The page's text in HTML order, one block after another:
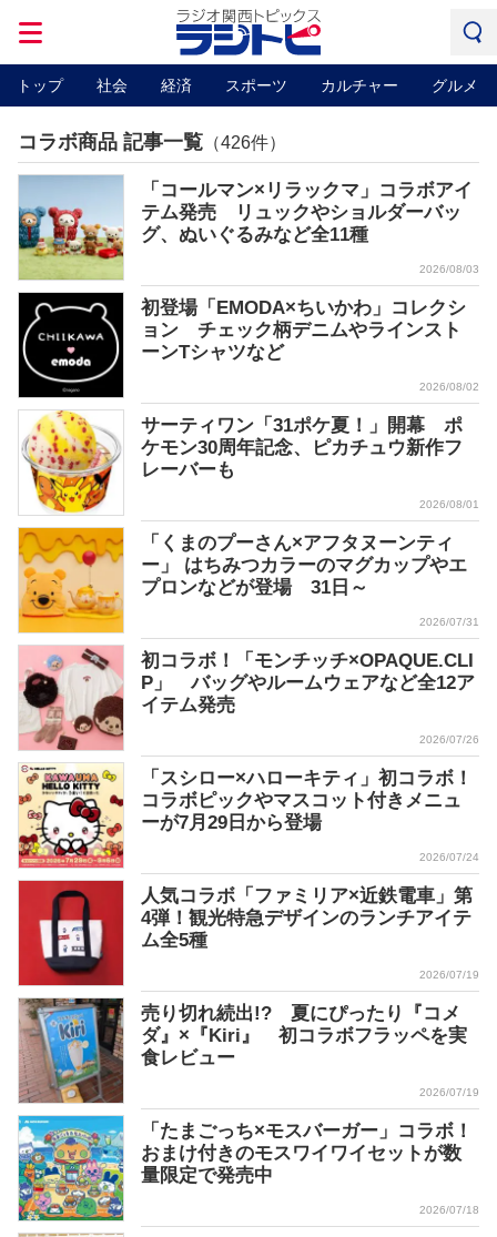
トップ 社会 経済 スポーツ カルチャー グルメ
コラボ商品 記事一覧 （426件）
「コールマン×リラックマ」コラボアイ
テム発売 リュックやショルダーバッ
グ、ぬいぐるみなど全11種
2026/08/03
初登場「EMODA×ちいかわ」コレクシ
ョン チェック柄デニムやラインスト
ーンTシャツなど
2026/08/02
サーティワン「31ポケ夏！」開幕 ポ
ケモン30周年記念、ピカチュウ新作フ
レーバーも
2026/08/01
「くまのプーさん×アフタヌーンティ
ー」 はちみつカラーのマグカップやエ
プロンなどが登場 31日～
2026/07/31
初コラボ！「モンチッチ×OPAQUE.CLI
P」 バッグやルームウェアなど全12ア
イテム発売
2026/07/26
「スシロー×ハローキティ」初コラボ！
コラボピックやマスコット付きメニュ
ーが7月29日から登場
2026/07/24
人気コラボ「ファミリア×近鉄電車」第
4弾！観光特急デザインのランチアイテ
ム全5種
2026/07/19
売り切れ続出!? 夏にぴったり『コメ
ダ』×『Kiri』 初コラボフラッペを実
食レビュー
2026/07/19
「たまごっち×モスバーガー」コラボ！
おまけ付きのモスワイワイセットが数
量限定で発売中
2026/07/18